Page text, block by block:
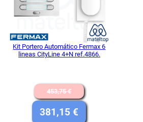
Kit Portero Automático Fermax 6
lineas CityLine 4+N ref.4866.
453,75€
El
precio
381,15€
El